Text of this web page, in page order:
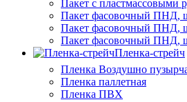
Пакет с пластмассовыми
Пакет фасовочный ПНД,
Пакет фасовочный ПНД,
Пакет фасовочный ПНД,
Пленка-стрейч
Пленка Воздушно
Пленка паллетная
Пленка ПВХ